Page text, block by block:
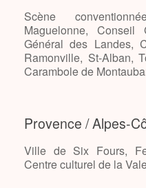
Scène
Maguelonne,
Général des Landes,
Ramonville, St-Alban,
Carambole de
Provence / Alpes-
Ville de Six Fours,
Centre culturel de la